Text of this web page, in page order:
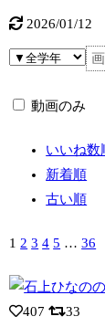
2026/01/12
動画のみ
いいね数
新着順
古い順
1 2 3 4 5 … 36
407
33